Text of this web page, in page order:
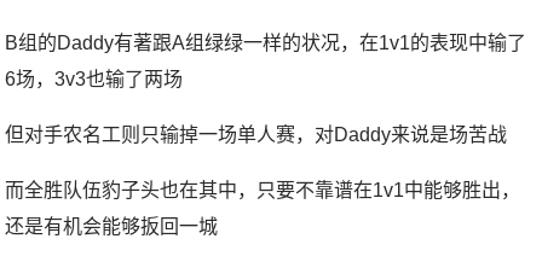
B组的Daddy有著跟A组绿绿一样的状况，在1v1的表现中输了
6场，3v3也输了两场
但对手农名工则只输掉一场单人赛，对Daddy来说是场苦战
而全胜队伍豹子头也在其中，只要不靠谱在1v1中能够胜出，
还是有机会能够扳回一城